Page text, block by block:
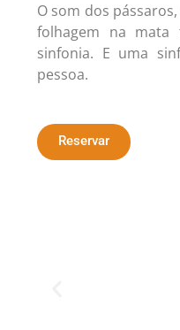
O som dos
folhagem na mata
sinfonia. E uma
pessoa.
Reservar